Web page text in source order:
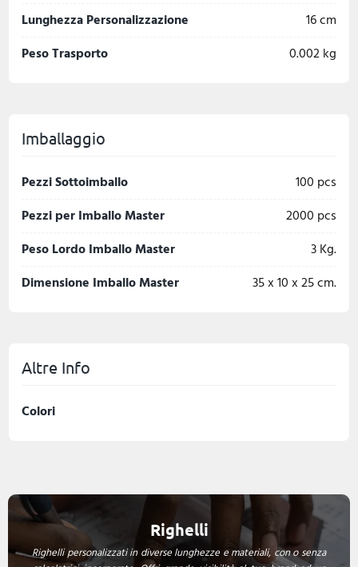
Lunghezza Personalizzazione
16 cm
Peso Trasporto
0.002 kg
Imballaggio
Pezzi Sottoimballo
100 pcs
Pezzi per Imballo Master
2000 pcs
Peso Lordo Imballo Master
3 Kg.
Dimensione Imballo Master
35 x 10 x 25 cm.
Altre Info
Colori
Righelli
Righelli personalizzati in diverse lunghezze e materiali, con o senza